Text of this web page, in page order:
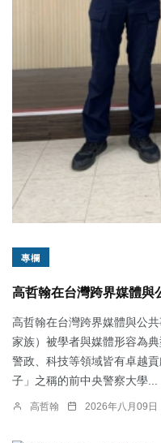
專欄
高哲翰在台灣跨界媒體與
高哲翰在台灣跨界媒體與公
家族）被學者與媒體形容為
警政、科技等領域皆有卓越
子」之稱的前中央警察大學...
高哲翰 2026年八月09日